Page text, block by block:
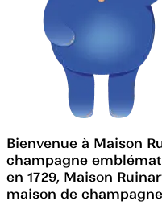
Bienvenue à Maison
champagne
en 1729, Maison
maison de